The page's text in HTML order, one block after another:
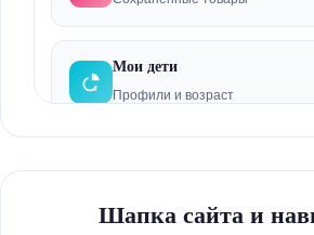
Товары для школы
Электроника и гаджеты
Мои дети
Профили и возраст
Шапка сайта и